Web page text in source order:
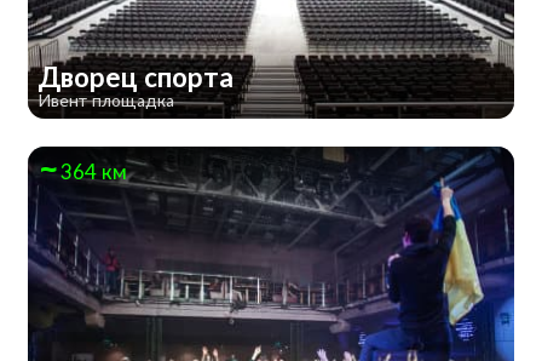
Дворец спорта
Ивент площадка
364 км